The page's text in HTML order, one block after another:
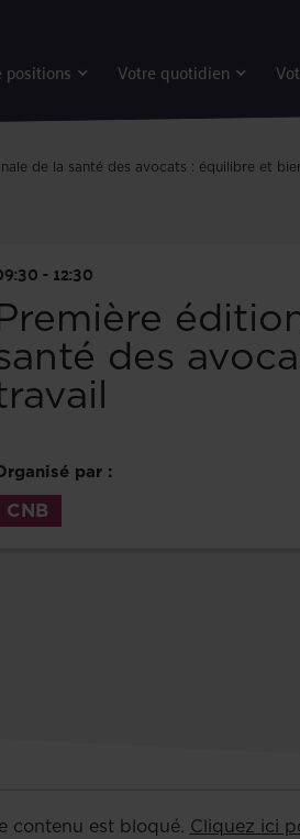
Votre quotidien
de la santé des avocats : équilibre et
- 12:30
des
par :
CNB
contenu est bloqué. Cliquez ici